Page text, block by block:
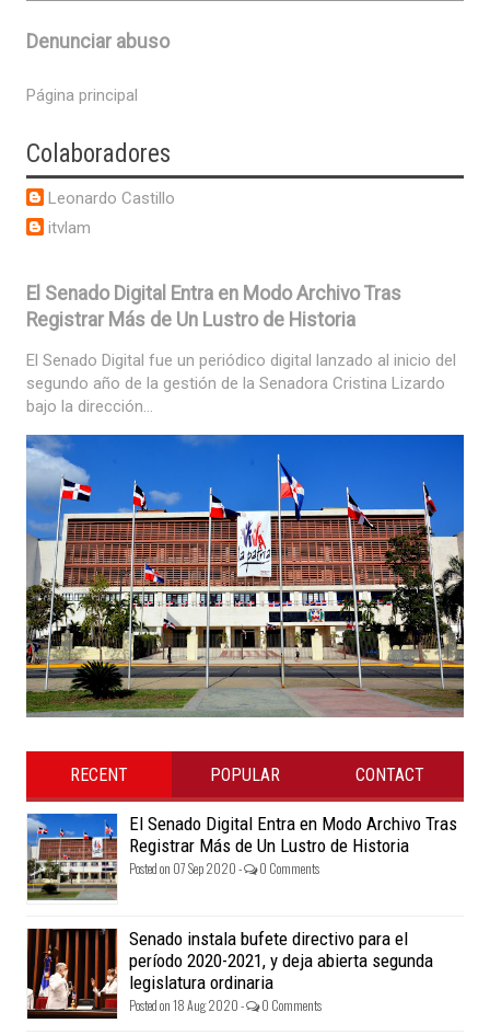
Denunciar abuso
Página principal
Colaboradores
Leonardo Castillo
itvlam
El Senado Digital Entra en Modo Archivo Tras
Registrar Más de Un Lustro de Historia
El Senado Digital fue un periódico digital lanzado al inicio del
segundo año de la gestión de la Senadora Cristina Lizardo
bajo la dirección...
RECENT POPULAR CONTACT
El Senado Digital Entra en Modo Archivo Tras
Registrar Más de Un Lustro de Historia
Posted on 07 Sep 2020 - 0 Comments
Senado instala bufete directivo para el
período 2020-2021, y deja abierta segunda
legislatura ordinaria
Posted on 18 Aug 2020 - 0 Comments